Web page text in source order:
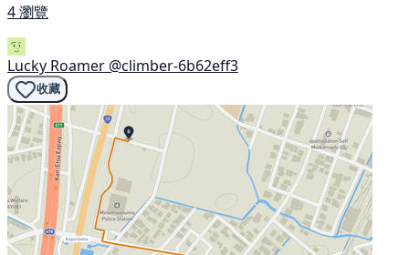
4 瀏覽
Lucky Roamer @climber-6b62eff3
收藏